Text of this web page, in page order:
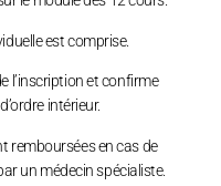
est comprise.
l’inscription et confirme
intérieur.
remboursées en cas de
un médecin spécialiste.